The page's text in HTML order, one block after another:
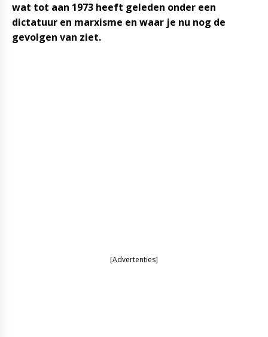
wat tot aan 1973 heeft geleden onder een
dictatuur en marxisme en waar je nu nog de
gevolgen van ziet.
[Advertenties]